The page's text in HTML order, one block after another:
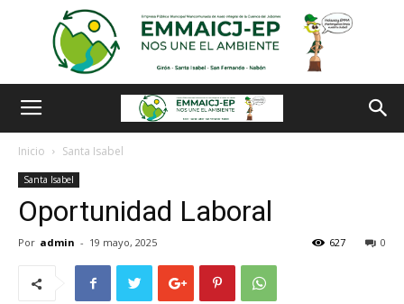
Inicio Santa Isabel
Santa Isabel
Oportunidad Laboral
Por admin - 19 mayo, 2025 0
627